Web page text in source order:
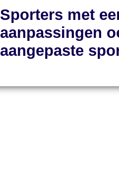
Sporters met
aanpassingen
aangepaste